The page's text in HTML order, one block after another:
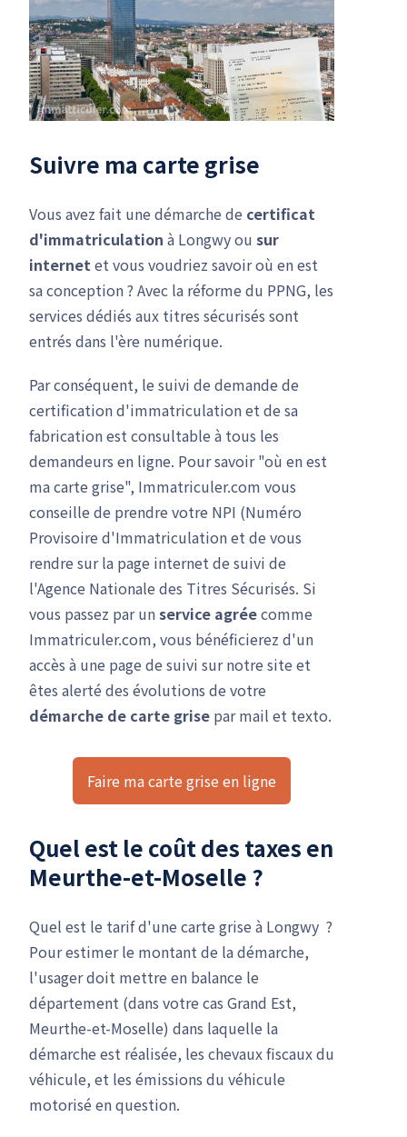
Suivre ma carte grise
Vous avez fait une démarche de certificat
d'immatriculation à Longwy ou sur
internetet vous voudriez savoir où en est
sa conception ? Avec la réforme du PPNG, les
services dédiés aux titres sécurisés sont
entrés dans l'ère numérique.
Par conséquent, le suivi de demande de
certification d'immatriculation et de sa
fabrication est consultable à tous les
demandeurs en ligne. Pour savoir "où en est
ma carte grise", Immatriculer.com vous
conseille de prendre votre NPI (Numéro
Provisoire d'Immatriculation et de vous
rendre sur la page internet de suivi de
l'Agence Nationale des Titres Sécurisés. Si
vous passez par unservice agréecomme
Immatriculer.com, vous bénéficierez d'un
accès à une page de suivi sur notre site et
êtes alerté des évolutions de votre
démarche de carte grise par mail et texto.
Faire ma carte grise en ligne
Quel est le coût des taxes en
Meurthe-et-Moselle ?
Quel est le tarif d'une carte grise à Longwy ?
Pour estimer le montant de la démarche,
l'usager doit mettre en balance le
département (dans votre cas Grand Est,
Meurthe-et-Moselle) dans laquelle la
démarche est réalisée, les chevaux fiscaux du
véhicule, et les émissions du véhicule
motorisé en question.